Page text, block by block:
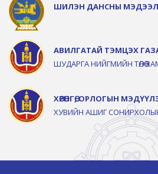
ШИЛЭН ДАНСНЫ
АВИЛГАТАЙ ТЭМЦЭХ
ШУДАРГА НИЙГМИЙН ТӨЛӨӨ
ХӨРӨНГӨ, ОРЛОГЫН
ХУВИЙН АШИГ